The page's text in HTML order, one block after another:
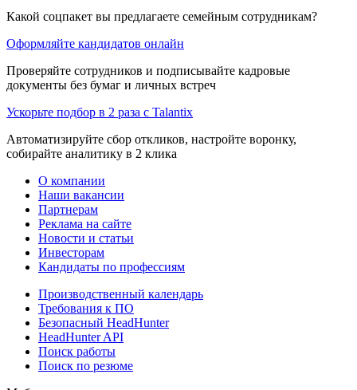
Какой соцпакет вы предлагаете семейным сотрудникам?
Оформляйте кандидатов онлайн
Проверяйте сотрудников и подписывайте кадровые
документы без бумаг и личных встреч
Ускорьте подбор в 2 раза с Talantix
Автоматизируйте сбор откликов, настройте воронку,
собирайте аналитику в 2 клика
О компании
Наши вакансии
Партнерам
Реклама на сайте
Новости и статьи
Инвесторам
Кандидаты по профессиям
Производственный календарь
Требования к ПО
Безопасный HeadHunter
HeadHunter API
Поиск работы
Поиск по резюме